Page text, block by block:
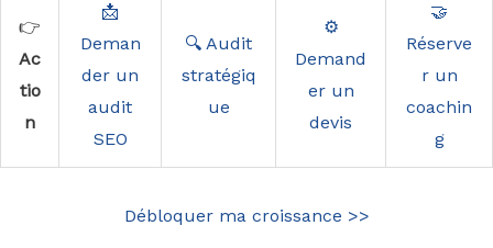
👉
Ac
tio
n
📩
Deman
der un
audit
SEO
🔍 Audit
stratégiq
ue
⚙️
Demand
er un
devis
🤝
Réserve
r un
coachin
g
Débloquer ma croissance >>